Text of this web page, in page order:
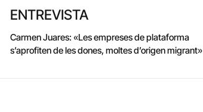
ENTREVISTA
Carmen Juares: «Les empreses de plataforma
s’aprofiten de les dones, moltes d’origen migrant»